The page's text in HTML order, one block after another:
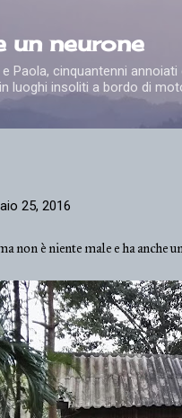
un neurone
Paola, cinquantenni
luoghi insoliti a bordo di
25, 2016
non è niente male e ha anche